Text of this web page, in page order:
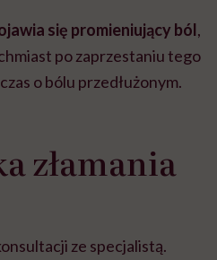
się promieniujący ból,
po zaprzestaniu tego
o bólu przedłużonym.
złamania
ze specjalistą.